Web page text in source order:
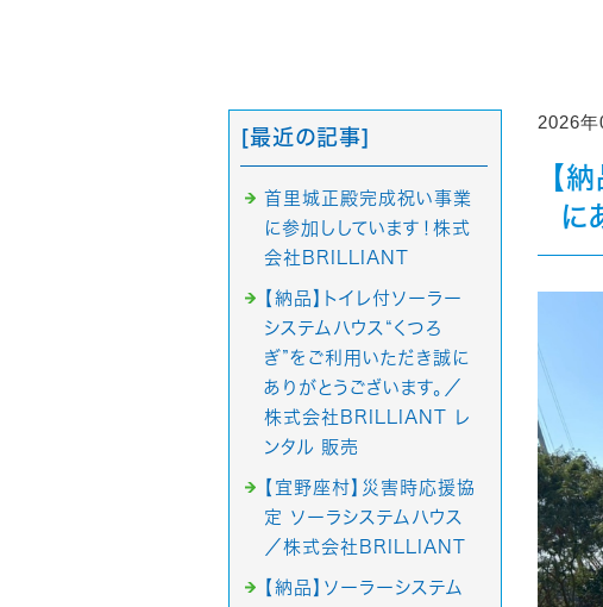
2026
【
に
[最近の記事]
首里城正殿完成祝い事業
に参加ししています！株式
会社BRILLIANT
【納品】トイレ付ソーラー
システムハウス“くつろ
ぎ”をご利用いただき誠に
ありがとうございます。／
株式会社BRILLIANT レ
ンタル 販売
【宜野座村】災害時応援協
定 ソーラシステムハウス
／株式会社BRILLIANT
【納品】ソーラーシステム